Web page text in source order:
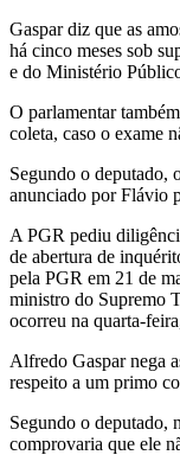
Gaspar diz que as
há cinco meses sob
e do Ministério
O parlamentar
coleta, caso o exame
Segundo o deputado,
anunciado por Flávio
A PGR pediu
de abertura de
pela PGR em 21 de
ministro do Supremo
ocorreu na quarta-
Alfredo Gaspar nega
respeito a um primo
Segundo o deputado,
comprovaria que ele